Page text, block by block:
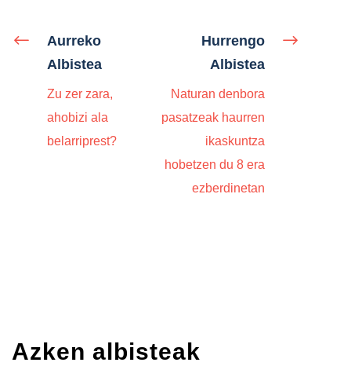
Aurreko
Albistea
Zu zer zara,
ahobizi ala
belarriprest?
Hurrengo
Albistea
Naturan denbora
pasatzeak haurren
ikaskuntza
hobetzen du 8 era
ezberdinetan
Azken albisteak